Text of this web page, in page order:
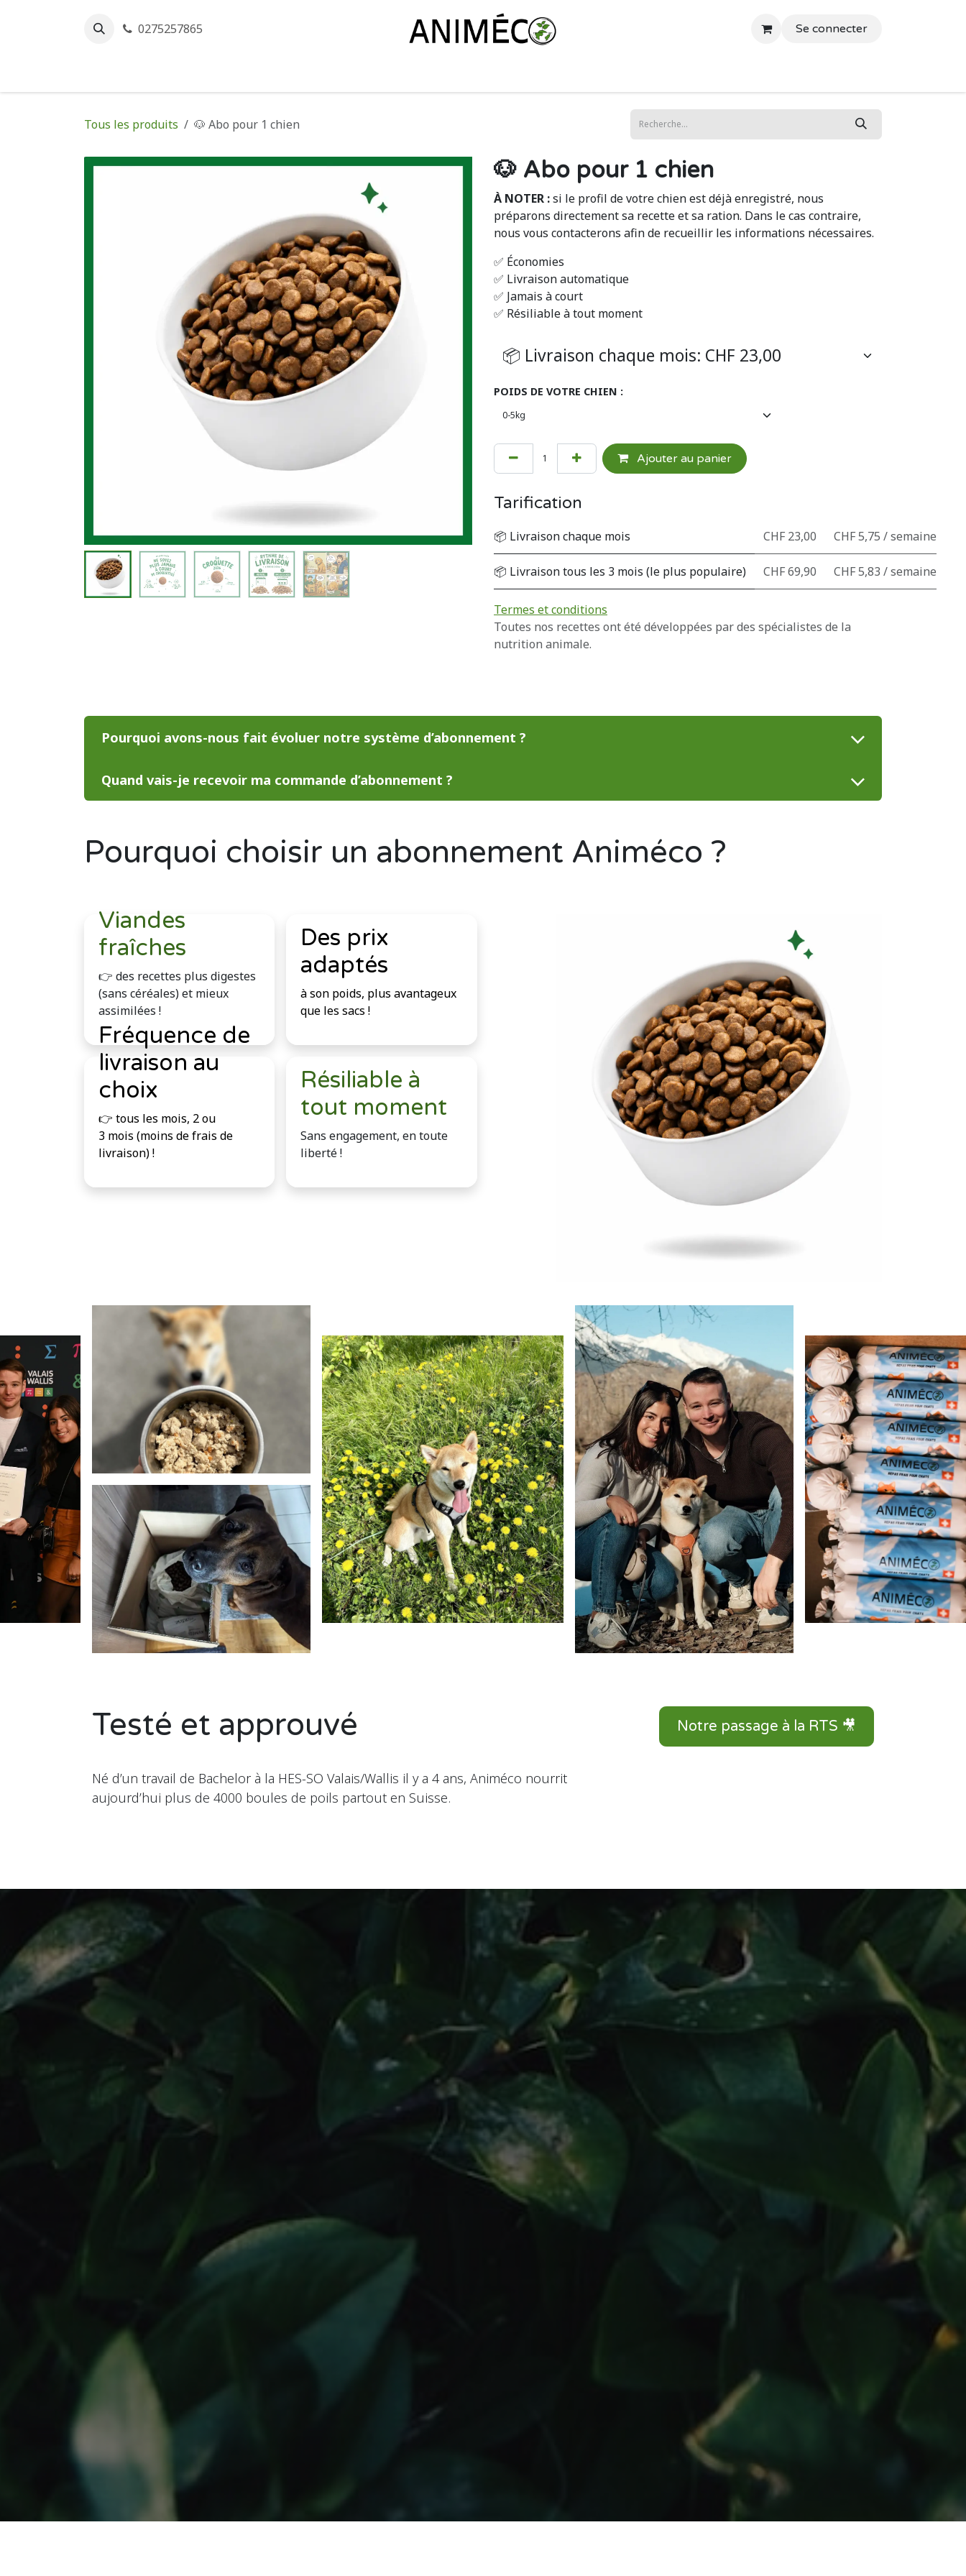
0275257865 Se connecter
Tous les produits 🐶 Abo pour 1 chien
🐶 Abo pour 1 chien
À NOTER :si le profil de votre chien est déjà enregistré, nous
préparons directement sa recette et sa ration. Dans le cas contraire,
nous vous contacterons afin de recueillir les informations nécessaires.
✅ Économies
✅ Livraison automatique
✅ Jamais à court
✅ Résiliable à tout moment
POIDS DE VOTRE CHIEN :
Ajouter au panier
Tarification
📦 Livraison chaque mois CHF 23,00 CHF 5,75 / semaine
📦 Livraison tous les 3 mois (le plus populaire) CHF 69,90 CHF 5,83 / semaine
Termes et conditions
Toutes nos recettes ont été développées par des spécialistes de la
nutrition animale.
Pourquoi avons-nous fait évoluer notre système d’abonnement ?
Quand vais-je recevoir ma commande d’abonnement ?
Pourquoi choisir un abonnement Animéco ?
Viandes
fraîches
👉 des recettes plus digestes
(sans céréales) et mieux
assimilées !
Fréquence de
livraison au
choix
👉 tous les mois, 2 ou
3 mois (moins de frais de
livraison) !
Résiliable à
tout moment
Sans engagement, en toute
liberté !
Des prix
adaptés
à son poids, plus avantageux
que les sacs !
Testé et approuvé
Né d’un travail de Bachelor à la HES-SO Valais/Wallis il y a 4 ans, Animéco nourrit
aujourd’hui plus de 4000 boules de poils partout en Suisse.
Notre passage à la RTS 🎥